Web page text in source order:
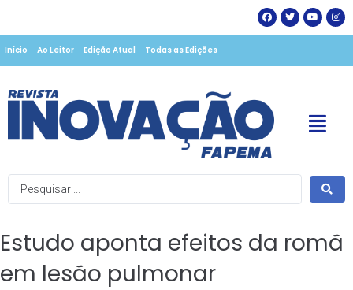
Início Ao Leitor Edição Atual Todas as Edições
Estudo aponta efeitos da romã
em lesão pulmonar